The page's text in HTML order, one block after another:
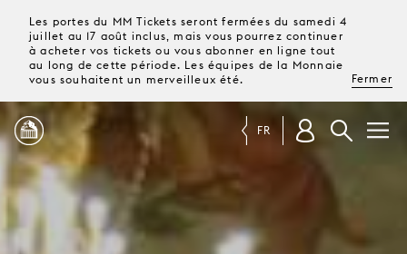
Les portes du MM Tickets seront fermées du samedi 4
juillet au 17 août inclus, mais vous pourrez continuer
à acheter vos tickets ou vous abonner en ligne tout
au long de cette période. Les équipes de la Monnaie
vous souhaitent un merveilleux été.
Fermer
PROGRAMME
MAGAZINE
FR